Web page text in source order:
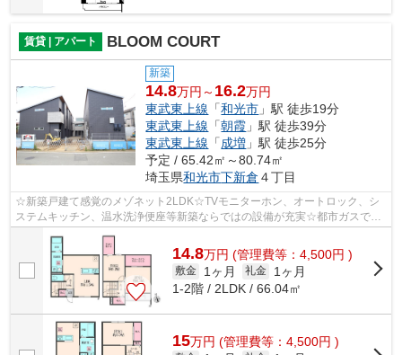
賃貸 | アパート BLOOM COURT
新築
14.8万円～ 16.2万円
東武東上線 「和光市 」駅 徒歩19分
東武東上線 「朝霞 」駅 徒歩39分
東武東上線 「成増 」駅 徒歩25分
予定 / 65.42㎡～80.74㎡
埼玉県和光市下新倉 ４丁目
☆新築戸建て感覚のメゾネット2LDK☆TVモニターホン、オートロック、シ
ステムキッチン、温水洗浄便座等新築ならではの設備が充実☆都市ガスで経
14.8万円 (管理費等：4,500円 )
敷金 1ヶ月 礼金
1ヶ月
1-2階 / 2LDK / 66.04㎡
15万円 (管理費等：4,500円 )